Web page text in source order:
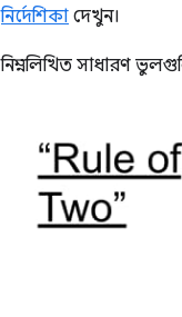
নির্দেশিকা দেখুন।
নিম্নলিখিত সাধারণ